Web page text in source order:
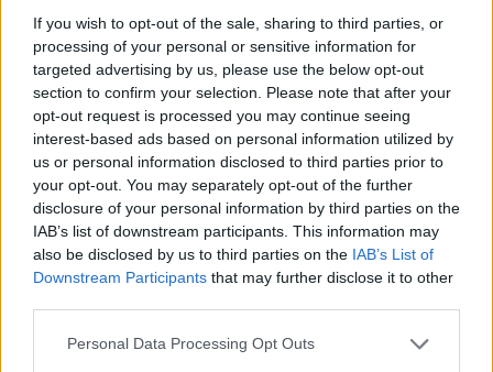
If you wish to opt-out of the sale, sharing to third parties, or
processing of your personal or sensitive information for
targeted advertising by us, please use the below opt-out
section to confirm your selection. Please note that after your
opt-out request is processed you may continue seeing
interest-based ads based on personal information utilized by
us or personal information disclosed to third parties prior to
your opt-out. You may separately opt-out of the further
disclosure of your personal information by third parties on the
IAB’s list of downstream participants. This information may
also be disclosed by us to third parties on the IAB’s List of
Downstream Participants that may further disclose it to other
Please note that this website/app uses one or more Google
Personal Data Processing Opt Outs